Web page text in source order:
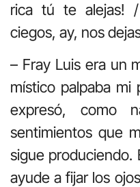
rica tú te alejas!
ciegos, ay, nos
– Fray Luis era un
místico palpaba mi
expresó, como
sentimientos que
sigue produciendo.
ayude a fijar los